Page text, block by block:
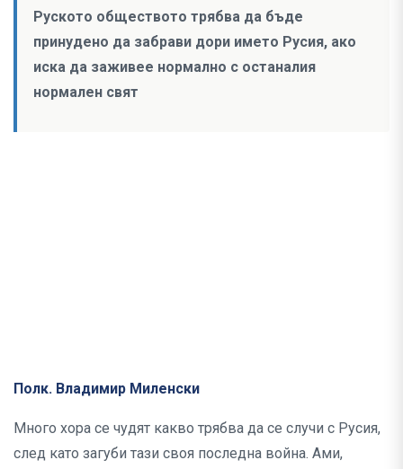
Руското обществото трябва да бъде
принудено да забрави дори името Русия, ако
иска да заживее нормално с останалия
нормален свят
Полк. Владимир Миленски
Много хора се чудят какво трябва да се случи с Русия,
след като загуби тази своя последна война. Ами,